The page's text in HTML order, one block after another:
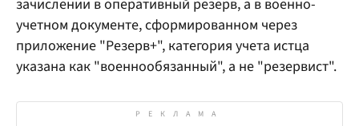
зачислении в оперативный резерв, а в военно-
учетном документе, сформированном через
приложение "Резерв+", категория учета истца
указана как "военнообязанный", а не "резервист".